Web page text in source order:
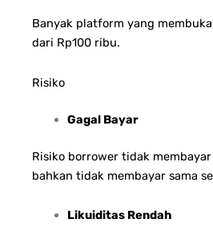
Banyak platform yang
dari Rp100 ribu.
Risiko
Gagal Bayar
Risiko borrower tidak
bahkan tidak membayar sama
Likuiditas Rendah